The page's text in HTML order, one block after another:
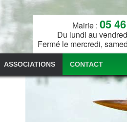
Mairie : 05
Du lundi au
Fermé le mercredi,
ASSOCIATIONS CONTACT